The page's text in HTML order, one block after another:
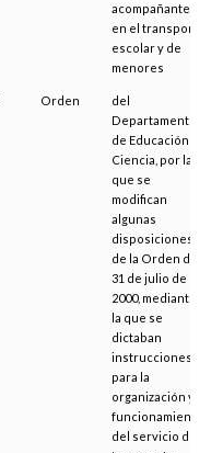
acompañante
en el transporte
escolar y de
menores
Orden
del
Departamento
de Educación y
Ciencia, por la
que se
modifican
algunas
disposiciones
de la Orden de
31 de julio de
2000, mediante
la que se
dictaban
instrucciones
para la
organización y
funcionamiento
del servicio de